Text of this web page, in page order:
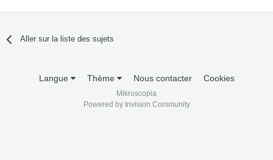
Aller sur la liste des sujets
Langue Thème Nous contacter Cookies
Mikroscopia
Powered by Invision Community